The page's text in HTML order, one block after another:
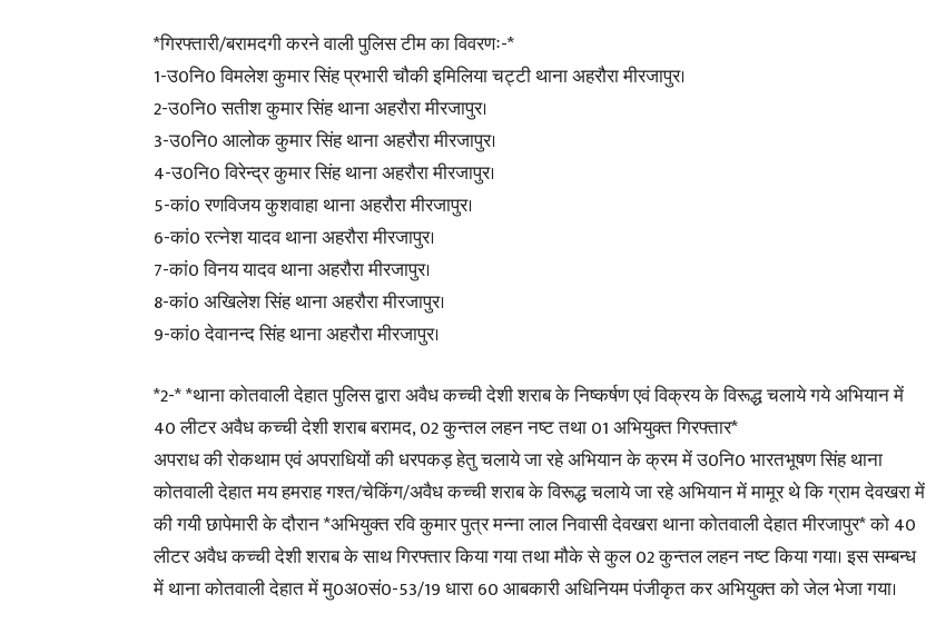
*गिरफ्तारी/बरामदगी करने वाली पुलिस टीम का विवरणः-*
1-उ0नि0 विमलेश कुमार सिंह प्रभारी चौकी इमिलिया चट्टी थाना अहरौरा मीरजापुर।
2-उ0नि0 सतीश कुमार सिंह थाना अहरौरा मीरजापुर।
3-उ0नि0 आलोक कुमार सिंह थाना अहरौरा मीरजापुर।
4-उ0नि0 विरेन्द्र कुमार सिंह थाना अहरौरा मीरजापुर।
5-कां0 रणविजय कुशवाहा थाना अहरौरा मीरजापुर।
6-कां0 रत्नेश यादव थाना अहरौरा मीरजापुर।
7-कां0 विनय यादव थाना अहरौरा मीरजापुर।
8-कां0 अखिलेश सिंह थाना अहरौरा मीरजापुर।
9-कां0 देवानन्द सिंह थाना अहरौरा मीरजापुर।
*2-* *थाना कोतवाली देहात पुलिस द्वारा अवैध कच्ची देशी शराब के निष्कर्षण एवं विक्रय के विरूद्ध चलाये गये अभियान में
40 लीटर अवैध कच्ची देशी शराब बरामद, 02 कुन्तल लहन नष्ट तथा 01 अभियुक्त गिरफ्तार*
अपराध की रोकथाम एवं अपराधियों की धरपकड़ हेतु चलाये जा रहे अभियान के क्रम में उ0नि0 भारतभूषण सिंह थाना
कोतवाली देहात मय हमराह गश्त/चेकिंग/अवैध कच्ची शराब के विरूद्ध चलाये जा रहे अभियान में मामूर थे कि ग्राम देवखरा में
की गयी छापेमारी के दौरान *अभियुक्त रवि कुमार पुत्र मन्ना लाल निवासी देवखरा थाना कोतवाली देहात मीरजापुर* को 40
लीटर अवैध कच्ची देशी शराब के साथ गिरफ्तार किया गया तथा मौके से कुल 02 कुन्तल लहन नष्ट किया गया। इस सम्बन्ध
में थाना कोतवाली देहात में मु0अ0सं0-53/19 धारा 60 आबकारी अधिनियम पंजीकृत कर अभियुक्त को जेल भेजा गया।